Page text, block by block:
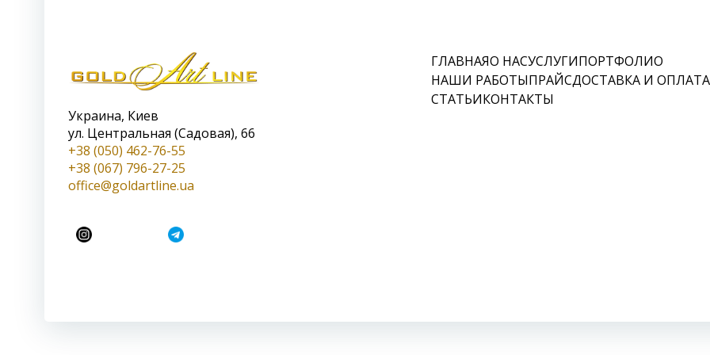
Украина, Киев
ул. Центральная (Садовая), 66
+38 (050) 462-76-55
+38 (067) 796-27-25
office@goldartline.ua
ГЛАВНАЯО НАСУСЛУГИПОРТФОЛИО
НАШИ РАБОТЫПРАЙСДОСТАВКА И ОПЛАТА
СТАТЬИКОНТАКТЫ